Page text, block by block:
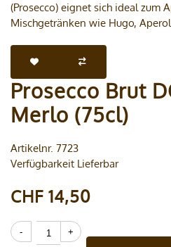
(Prosecco) eignet sich ideal zum
Mischgetränken wie Hugo,
Prosecco Brut
Merlo (75cl)
Artikelnr. 7723
Verfügbarkeit Lieferbar
CHF 14,50